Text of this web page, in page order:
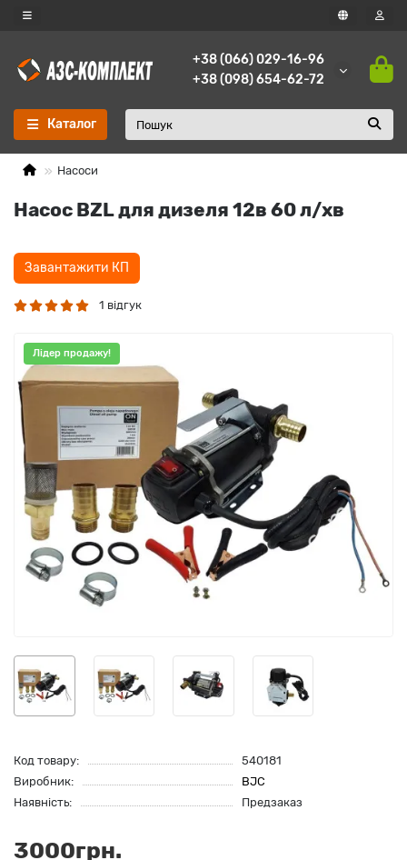
+38 (066) 029-16-96
+38 (098) 654-62-72
Каталог
Насоси
Насос BZL для дизеля 12в 60 л/хв
Завантажити КП
1 відгук
Лідер продажу!
Код товару:
540181
Виробник:
BJC
Наявність:
Предзаказ
3000грн.